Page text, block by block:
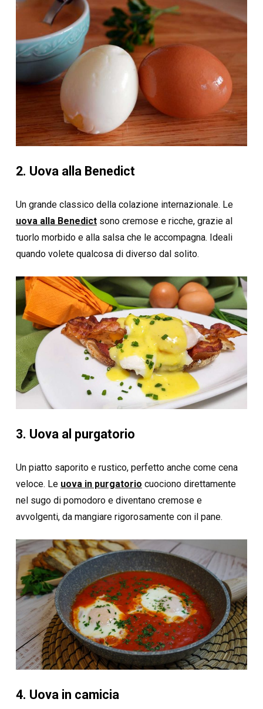
2. Uova alla Benedict
Un grande classico della colazione internazionale. Le
uova alla Benedictsono cremose e ricche, grazie al
tuorlo morbido e alla salsa che le accompagna. Ideali
quando volete qualcosa di diverso dal solito.
3. Uova al purgatorio
Un piatto saporito e rustico, perfetto anche come cena
veloce. Le uova in purgatorio cuociono direttamente
nel sugo di pomodoro e diventano cremose e
avvolgenti, da mangiare rigorosamente con il pane.
4. Uova in camicia